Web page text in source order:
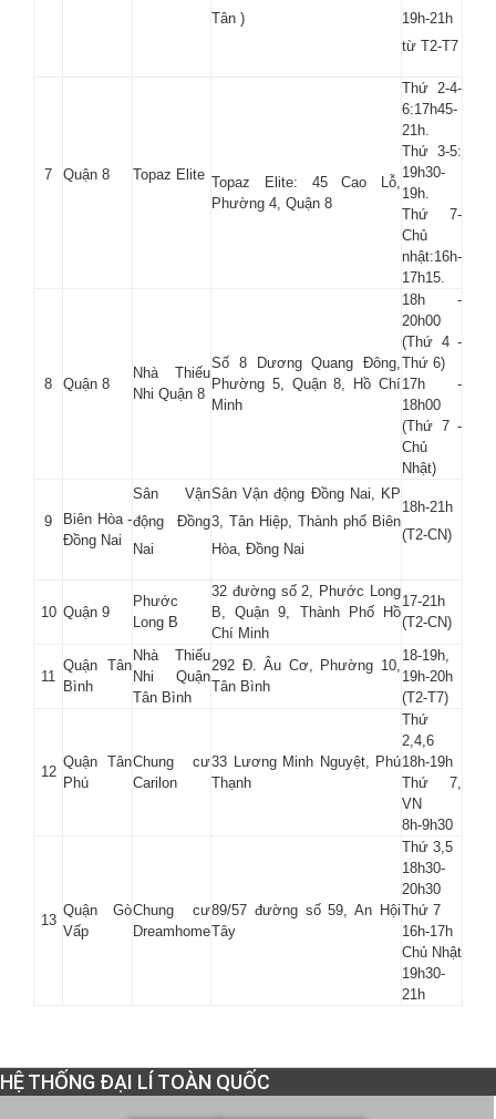
Tân )
19h-21h
từ T2-T7
7 Quận 8 Topaz Elite Topaz Elite: 45 Cao Lỗ,
Phường 4, Quận 8
Thứ 2-4-
6:17h45-
21h.
Thứ 3-5:
19h30-
19h.
Thứ 7-
Chủ
nhật:16h-
17h15.
8 Quận 8
Nhà Thiếu
Nhi Quận 8
Số 8 Dương Quang Đông,
Phường 5, Quận 8, Hồ Chí
Minh
18h -
20h00
(Thứ 4 -
Thứ 6)
17h -
18h00
(Thứ 7 -
Chủ
Nhật)
9
Biên Hòa -
Đồng Nai
Sân Vận
động Đồng
Nai
Sân Vận động Đồng Nai, KP
3, Tân Hiệp, Thành phố Biên
Hòa, Đồng Nai
18h-21h
(T2-CN)
10 Quận 9
Phước
Long B
32 đường số 2, Phước Long
B, Quận 9, Thành Phố Hồ
Chí Minh
17-21h
(T2-CN)
11
Quận Tân
Bình
Nhà Thiếu
Nhi Quận
Tân Bình
292 Đ. Âu Cơ, Phường 10,
Tân Bình
18-19h,
19h-20h
(T2-T7)
12
Quận Tân
Phú
Chung cư
Carilon
33 Lương Minh Nguyệt, Phú
Thạnh
Thứ
2,4,6
18h-19h
Thứ 7,
VN
8h-9h30
13
Quận Gò
Vấp
Chung cư
Dreamhome
89/57 đường số 59, An Hội
Tây
Thứ 3,5
18h30-
20h30
Thứ 7
16h-17h
Chủ Nhật
19h30-
21h
HỆ THỐNG ĐẠI LÍ TOÀN QUỐC